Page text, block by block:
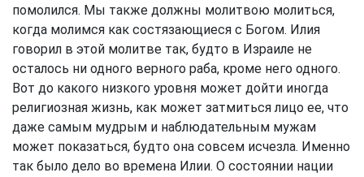
помолился. Мы также должны молитвою молиться,
когда молимся как состязающиеся с Богом. Илия
говорил в этой молитве так, будто в Израиле не
осталось ни одного верного раба, кроме него одного.
Вот до какого низкого уровня может дойти иногда
религиозная жизнь, как может затмиться лицо ее, что
даже самым мудрым и наблюдательным мужам
может показаться, будто она совсем исчезла. Именно
так было дело во времена Илии. О состоянии нации